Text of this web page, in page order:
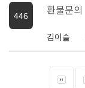
446 환불문의
김이슬